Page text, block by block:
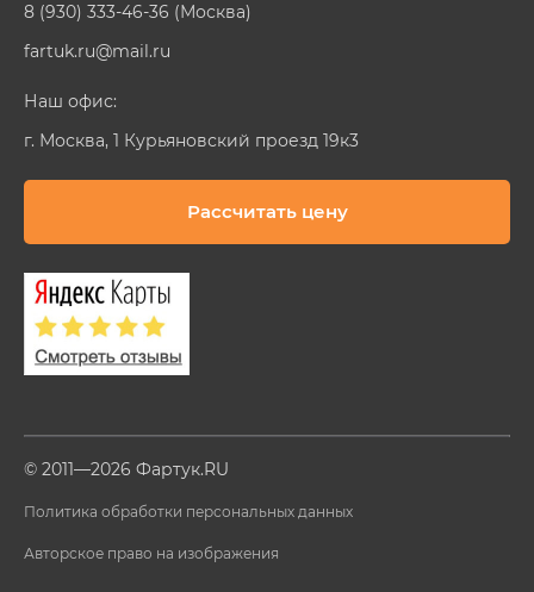
8 (930) 333-46-36 (Москва)
fartuk.ru@mail.ru
Наш офис:
г. Москва, 1 Курьяновский проезд 19к3
Рассчитать цену
© 2011—2026 Фартук.RU
Политика обработки персональных данных
Авторское право на изображения